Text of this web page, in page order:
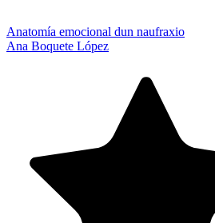
Anatomía emocional dun naufraxio
Ana Boquete López